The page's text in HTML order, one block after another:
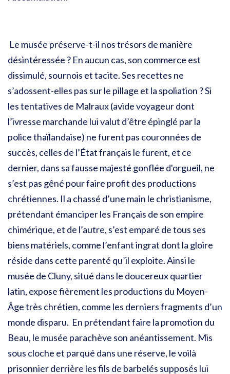
Le musée préserve-t-il nos trésors de manière
désintéressée ? En aucun cas, son commerce est
dissimulé, sournois et tacite. Ses recettes ne
s’adossent-elles pas sur le pillage et la spoliation ? Si
les tentatives de Malraux (avide voyageur dont
l’ivresse marchande lui valut d’être épinglé par la
police thaïlandaise) ne furent pas couronnées de
succès, celles de l’État français le furent, et ce
dernier, dans sa fausse majesté gonflée d'orgueil, ne
s’est pas gêné pour faire profit des productions
chrétiennes. Il a chassé d’une main le christianisme,
prétendant émanciper les Français de son empire
chimérique, et de l’autre, s’est emparé de tous ses
biens matériels, comme l’enfant ingrat dont la gloire
réside dans cette parenté qu’il exploite. Ainsi le
musée de Cluny, situé dans le doucereux quartier
latin, expose fièrement les productions du Moyen-
Âge très chrétien, comme les derniers fragments d’un
monde disparu. En prétendant faire la promotion du
Beau, le musée parachève son anéantissement. Mis
sous cloche et parqué dans une réserve, le voilà
prisonnier derrière les fils de barbelés supposés lui